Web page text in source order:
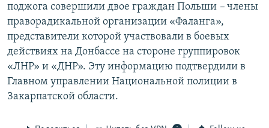
поджога совершили двое граждан Польши – члены
праворадикальной организации «Фаланга»,
представители которой участвовали в боевых
действиях на Донбассе на стороне группировок
«ЛНР» и «ДНР». Эту информацию подтвердили в
Главном управлении Национальной полиции в
Закарпатской области.